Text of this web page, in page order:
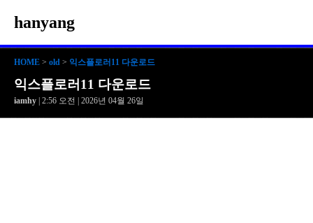
hanyang
HOME > old > 익스플로러11 다운로드
익스플로러11 다운로드
iamhy | 2:56 오전 | 2026년 04월 26일